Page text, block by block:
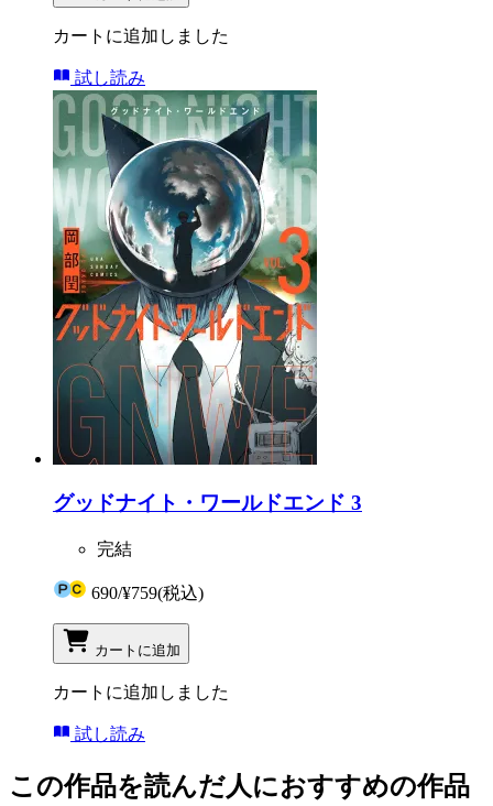
カートに追加しました
試し読み
グッドナイト・ワールドエンド 3
完結
690/¥759(税込)
カートに追加
カートに追加しました
試し読み
この作品を読んだ人におすすめの作品